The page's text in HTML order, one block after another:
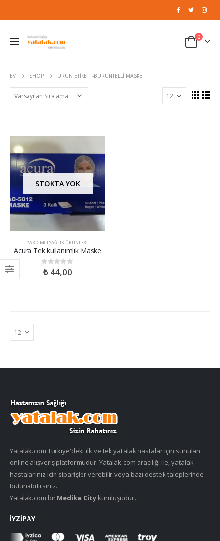
0
EV SHOP ÜRÜN ETIKETI -BURUNTELLI MASKE
STOKTA YOK
YARDIMCI SAĞLIK ÜRÜNLERI
Acura Tek kullanımlık Maske
0out of 5
₺44,00
Yatalak.com Türkiye'deki ilk ve tek yatalak hastalar için sunulan
online alışveriş platformudur. Yatalak.com aracılığı ile, yatalak
hastalarınız için siparişler verebilir veya bazı destek taleplerinde
bulunabilirsiniz.
Yatalak.com bir MedikalCitykuruluşudur.
İYZIPAY